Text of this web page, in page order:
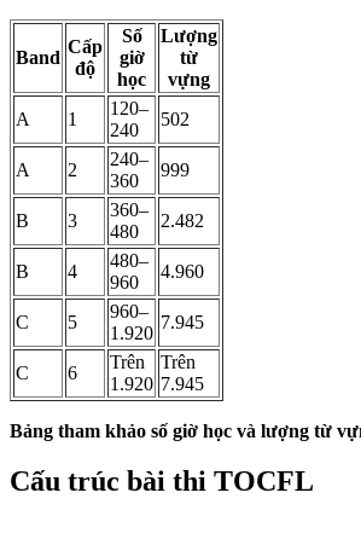
Band
Cấp
độ
Số
giờ
học
Lượng
từ
vựng
A
1
120–
240
502
A 2
240–
360
999
B 3
360–
480
2.482
B 4
480–
960
4.960
C 5
960–
1.920
7.945
C 6
Trên
1.920
Trên
7.945
Bảng tham khảo số giờ học và lượng từ
Cấu trúc bài thi TOCFL